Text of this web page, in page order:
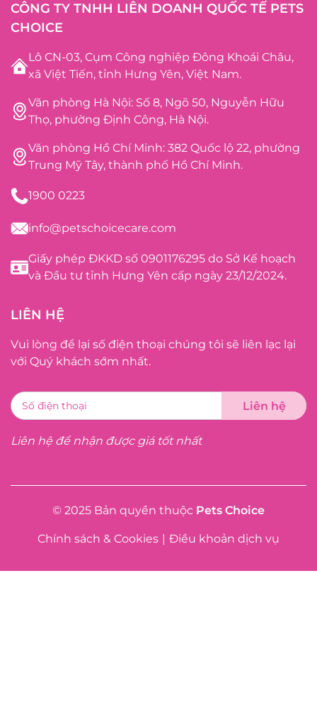
CÔNG TY TNHH LIÊN DOANH QUỐC TẾ PETS
CHOICE
Lô CN-03, Cụm Công nghiệp Đông Khoái Châu,
xã Việt Tiến, tỉnh Hưng Yên, Việt Nam.
Văn phòng Hà Nội: Số 8, Ngõ 50, Nguyễn Hữu
Thọ, phường Định Công, Hà Nội.
Văn phòng Hồ Chí Minh: 382 Quốc lộ 22, phường
Trung Mỹ Tây, thành phố Hồ Chí Minh.
1900 0223
info@petschoicecare.com
Giấy phép ĐKKD số 0901176295 do Sở Kế hoạch
và Đầu tư tỉnh Hưng Yên cấp ngày 23/12/2024.
LIÊN HỆ
Vui lòng để lại số điện thoại chúng tôi sẽ liên lạc lại
với Quý khách sớm nhất.
Liên hệ để nhận được giá tốt nhất
© 2025 Bản quyền thuộc Pets Choice
Chính sách & Cookies | Điều khoản dịch vụ